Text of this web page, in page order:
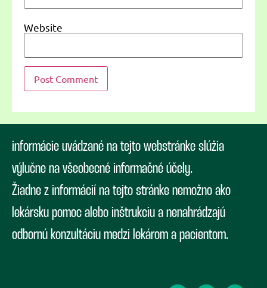
Website
informácie uvádzané na tejto webstránke slúžia
výlučne na všeobecné informačné účely.
Žiadne z informácií na tejto stránke nemožno ako
lekársku pomoc alebo inštrukciu a nenahrádzajú
odbornú konzultáciu medzi lekárom a pacientom.